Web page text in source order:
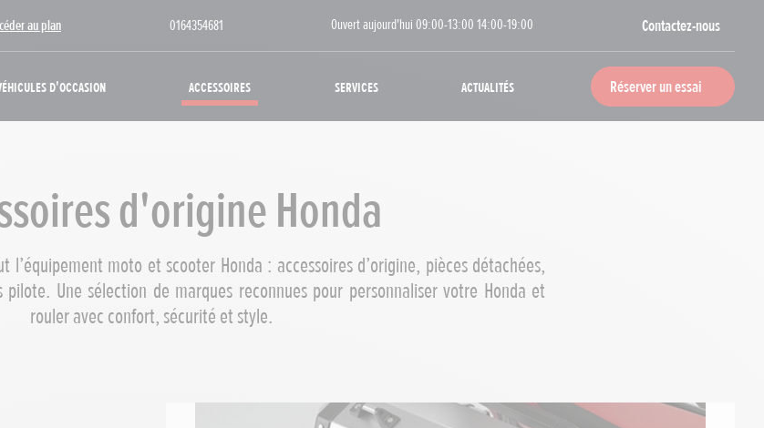
au plan 0164354681 Ouvert aujourd'hui 09:00-13:00 14:00-19:00 Contactez-nous
d'occasion Accessoires Services Actualités Réserver un essai
d'origine Honda
l’équipement moto et scooter Honda : accessoires d’origine, pièces détachées,
Une sélection de marques reconnues pour personnaliser votre Honda et
rouler avec confort, sécurité et style.